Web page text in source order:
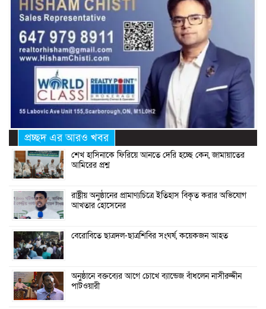
প্রচ্ছদ এর আরও খবর
শেখ হাসিনাকে ফিরিয়ে আনতে দেরি হচ্ছে কেন, জামায়াতের
আমিরের প্রশ্ন
রাষ্ট্রীয় অনুষ্ঠানের প্রামাণ্যচিত্রে ইতিহাস বিকৃত করার অভিযোগ
আখতার হোসেনের
বেরোবিতে ছাত্রদল-ছাত্রশিবির সংঘর্ষ, কয়েকজন আহত
অনুষ্ঠানে বক্তব্যের আগে চোখে ব্যান্ডেজ বাঁধলেন নাসীরুদ্দীন
পাটওয়ারী